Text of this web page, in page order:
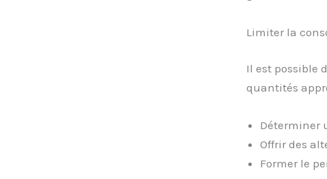
Limiter la
Il est possible
quantités
Déterminer
Offrir des
Former le